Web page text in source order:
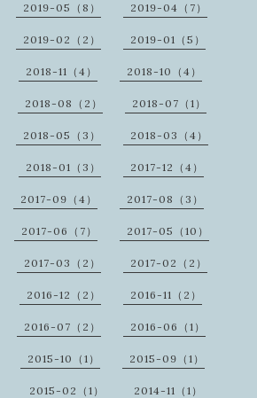
2019-05（8） 2019-04（7）
2019-02（2） 2019-01（5）
2018-11（4） 2018-10（4）
2018-08（2） 2018-07（1）
2018-05（3） 2018-03（4）
2018-01（3） 2017-12（4）
2017-09（4） 2017-08（3）
2017-06（7） 2017-05（10）
2017-03（2） 2017-02（2）
2016-12（2） 2016-11（2）
2016-07（2） 2016-06（1）
2015-10（1） 2015-09（1）
2015-02（1） 2014-11（1）